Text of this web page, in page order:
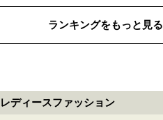
ランキングをもっと見る
レディースファッション